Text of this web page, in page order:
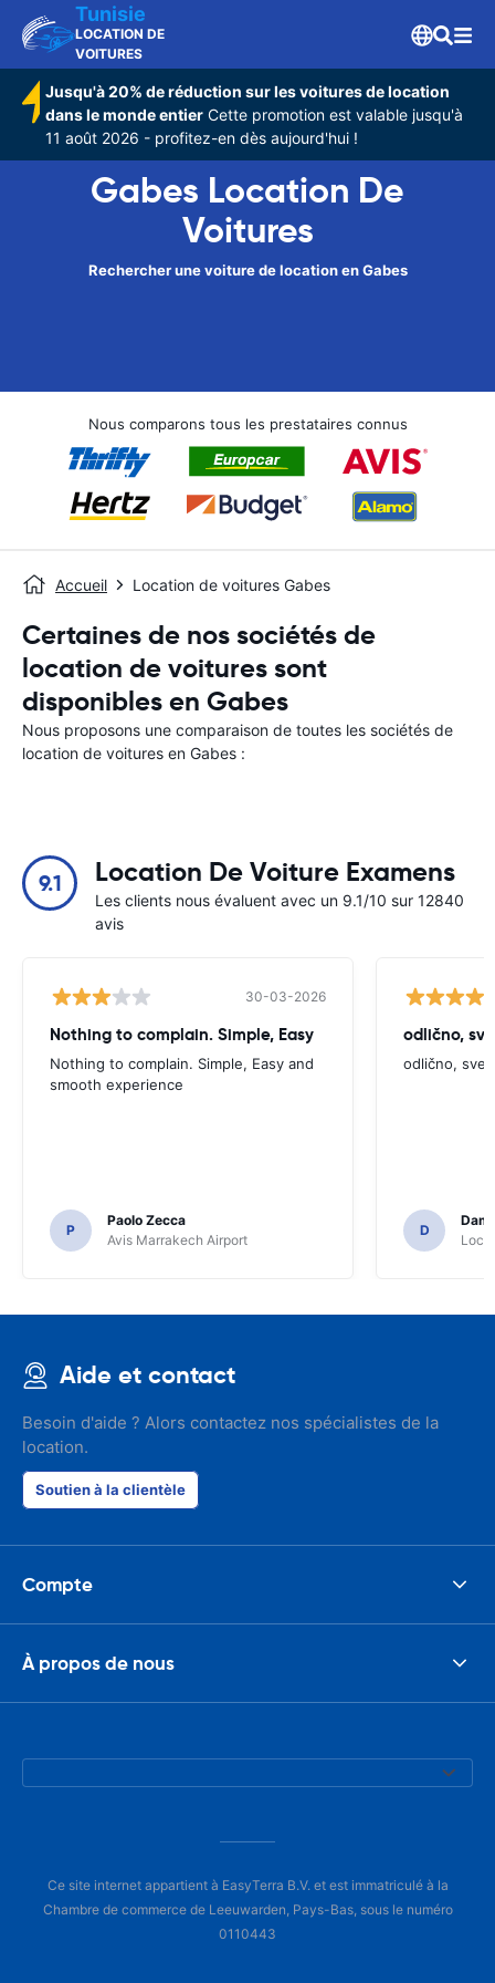
Tunisie
LOCATION DE
VOITURES
Jusqu'à 20% de réduction sur les voitures de location
dans le monde entier Cette promotion est valable jusqu'à
11 août 2026 - profitez-en dès aujourd'hui !
Gabes Location De
Voitures
Rechercher une voiture de location en Gabes
Nous comparons tous les prestataires connus
Accueil Location de voitures Gabes
Certaines de nos sociétés de
location de voitures sont
disponibles en Gabes
Nous proposons une comparaison de toutes les sociétés de
location de voitures en Gabes :
9.1 Location De Voiture Examens
Les clients nous évaluent avec un 9.1/10 sur 12840
avis
30-03-2026
Nothing to complain. Simple, Easy
Nothing to complain. Simple, Easy and
smooth experience
P
Paolo Zecca
Avis Marrakech Airport
odlično,
odlično, sve
D
Aide et contact
Besoin d'aide ? Alors contactez nos spécialistes de la
location.
Soutien à la clientèle
Compte
À propos de nous
Ce site internet appartient à EasyTerra B.V. et est immatriculé à la
Chambre de commerce de Leeuwarden, Pays-Bas, sous le numéro
0110443